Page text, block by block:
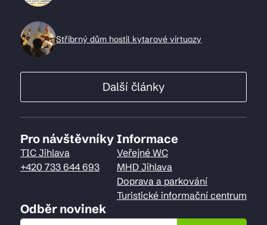
Stříbrný dům hostil kytarové virtuozy
Další články
Pro návštěvníky
TIC Jihlava
+420 733 644 693
Informace
Veřejné WC
MHD Jihlava
Doprava a parkování
Turistické informační centrum
Odběr novinek